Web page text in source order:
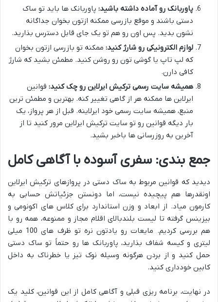
پاوربانک رو آماده داشته باشید: پاوربانک ها باید تو ساک
دستی باشند و موقع بازرسی ممکنه ازتون بخوان جداگانه
نشون بدید. پس اون رو هم تو یک جای قابل دسترس بذارید.
لوازم الکترونیکی رو شارژ کنید: ممکنه تو بازرسی ازتون بخوان
که لپ تاپ یا گوشی تون رو روشن کنید. مطمئن بشید که شارژ
کافی دارن.
همیشه سایت رسمی ترکیش ایرلاین رو چک کنید: قوانین
ایرلاین ها ممکنه هر از گاهی تغییر کنه. بهترین و مطمئن ترین
منبع، همیشه سایت رسمی خود ایرلاینه. قبل از هر پرواز، یک
بار دیگه قوانین رو تو سایت ترکیش ایرلاین مرور کنید تا از
آخرین به روزرسانی ها باخبر بشید.
جمع بندی: سفری آسوده با آگاهی کامل
دیدید که قوانین مربوط به ساک دستی در پروازهای ترکیش ایرلاین
اونقدرها هم پیچیده نیست، اما دونستن جزئیاتش حسابی به
کارمون میاد. از ابعاد و وزن استاندارد برای کلاس های اکونومی و
بیزینس گرفته تا لیست بلندبالای اقلام مجاز و ممنوعه، همه رو با
هم بررسی کردیم. مایعات رو یادتون نره تو ظرف های 100 میلی
لیتری و کیسه شفاف بذارید، پاوربانک ها رو حتماً تو ساک دستی
حمل کنید و از بردن هرگونه وسیله نوک تیز یا خطرناک به داخل
کابین خودداری کنید.
در نهایت، برنامه ریزی قبلی و آگاهی کامل از این قوانین، کلید یک